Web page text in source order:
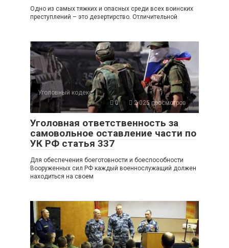
Одно из самых тяжких и опасных среди всех воинских
преступлений – это дезертирство. Отличительной
Уголовный кодекс
0
2 025 просмотров
Уголовная ответственность за
самовольное оставление части по
УК РФ статья 337
Для обеспечения боеготовности и боеспособности
Вооруженных сил РФ каждый военнослужащий должен
находиться на своем